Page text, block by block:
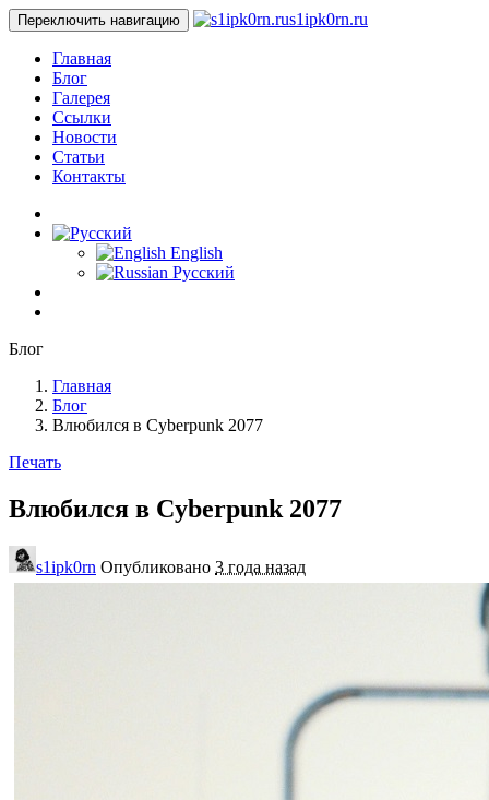
Переключить навигацию s1ipk0rn.ru
Главная
Блог
Галерея
Ссылки
Новости
Статьи
Контакты
English
Русский
Блог
Главная
Блог
Влюбился в Cyberpunk 2077
Печать
Влюбился в Cyberpunk 2077
s1ipk0rn Опубликовано 3 года назад